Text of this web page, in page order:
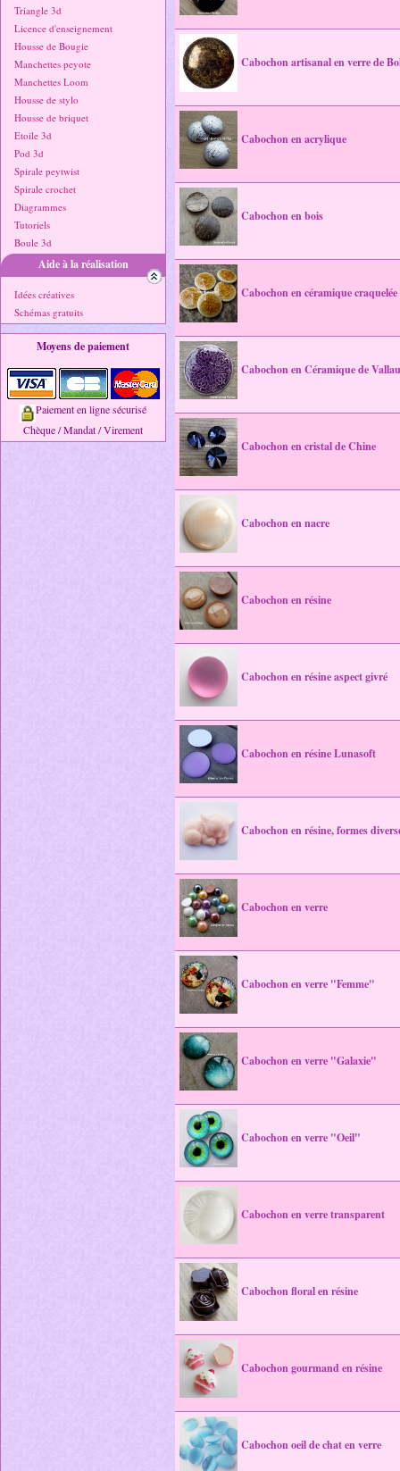
Triangle 3d
Licence d'enseignement
Housse de Bougie
Manchettes peyote
Manchettes Loom
Housse de stylo
Housse de briquet
Etoile 3d
Pod 3d
Spirale peytwist
Spirale crochet
Diagrammes
Tutoriels
Boule 3d
Aide à la réalisation
Idées créatives
Schémas gratuits
Moyens de paiement
Paiement en ligne sécurisé
Chèque / Mandat / Virement
Cabochon artisanal en verre de
Cabochon en acrylique
Cabochon en bois
Cabochon en céramique craquelée
Cabochon en Céramique de
Cabochon en cristal de Chine
Cabochon en nacre
Cabochon en résine
Cabochon en résine aspect givré
Cabochon en résine Lunasoft
Cabochon en résine, formes
Cabochon en verre
Cabochon en verre "Femme"
Cabochon en verre "Galaxie"
Cabochon en verre "Oeil"
Cabochon en verre transparent
Cabochon floral en résine
Cabochon gourmand en résine
Cabochon oeil de chat en verre